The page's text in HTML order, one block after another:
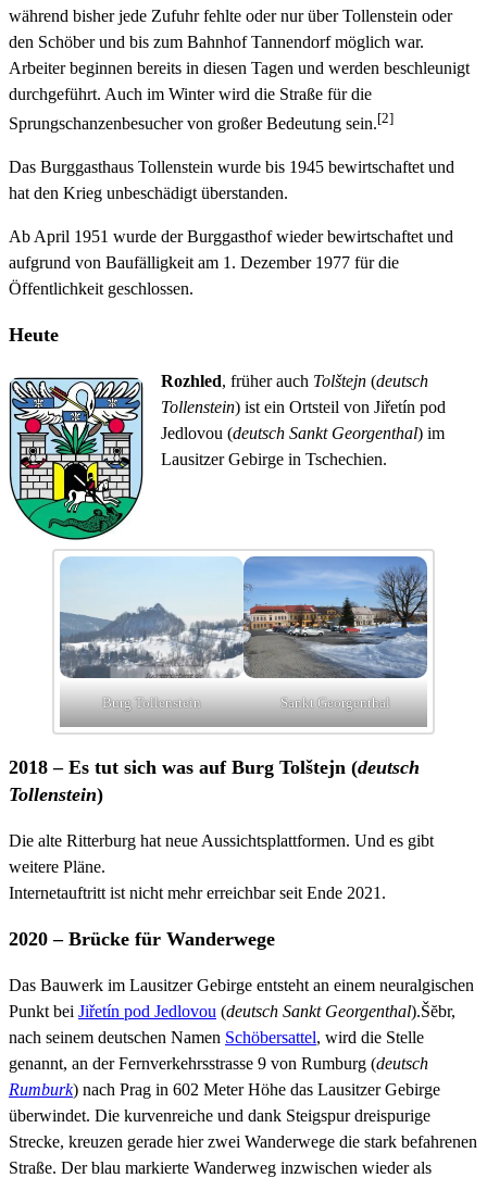
während bisher jede Zufuhr fehlte oder nur über Tollenstein oder
den Schöber und bis zum Bahnhof Tannendorf möglich war.
Arbeiter beginnen bereits in diesen Tagen und werden beschleunigt
durchgeführt. Auch im Winter wird die Straße für die
Sprungschanzenbesucher von großer Bedeutung sein.[2]
Das Burggasthaus Tollenstein wurde bis 1945 bewirtschaftet und
hat den Krieg unbeschädigt überstanden.
Ab April 1951 wurde der Burggasthof wieder bewirtschaftet und
aufgrund von Baufälligkeit am 1. Dezember 1977 für die
Öffentlichkeit geschlossen.
Heute
Rozhled, früher auch Tolštejn (deutsch
Tollenstein) ist ein Ortsteil von Jiřetín pod
Jedlovou (deutsch Sankt Georgenthal) im
Lausitzer Gebirge in Tschechien.
Burg Tollenstein Sankt Georgenthal
2018 – Es tut sich was auf Burg Tolštejn (deutsch
Tollenstein)
Die alte Ritterburg hat neue Aussichtsplattformen. Und es gibt
weitere Pläne.
Internetauftritt ist nicht mehr erreichbar seit Ende 2021.
2020 – Brücke für Wanderwege
Das Bauwerk im Lausitzer Gebirge entsteht an einem neuralgischen
Punkt bei Jiřetín pod Jedlovou (deutsch Sankt Georgenthal).Šĕbr,
nach seinem deutschen Namen Schöbersattel, wird die Stelle
genannt, an der Fernverkehrsstrasse 9 von Rumburg (deutsch
Rumburk) nach Prag in 602 Meter Höhe das Lausitzer Gebirge
überwindet. Die kurvenreiche und dank Steigspur dreispurige
Strecke, kreuzen gerade hier zwei Wanderwege die stark befahrenen
Straße. Der blau markierte Wanderweg inzwischen wieder als